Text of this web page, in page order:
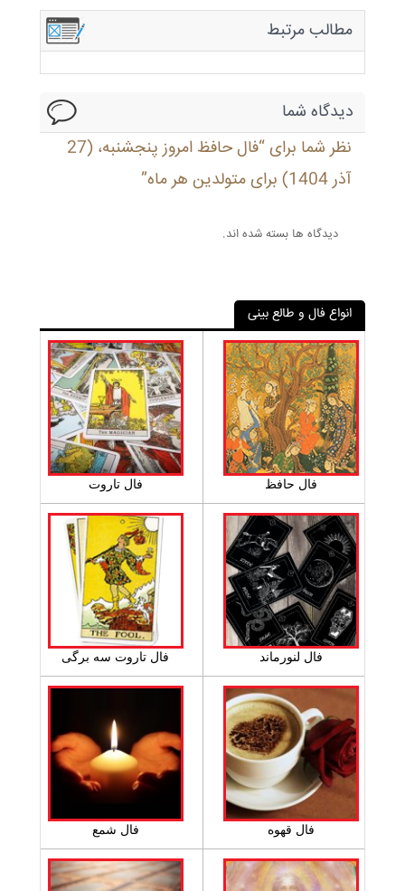
مطالب مرتبط
دیدگاه شما
نظر شما برای “فال حافظ امروز پنجشنبه، (27
آذر 1404) برای متولدین هر ماه”
دیدگاه ها بسته شده اند.
انواع فال و طالع بینی
فال حافظ فال تاروت
فال لنورماند فال تاروت سه برگی
فال قهوه فال شمع